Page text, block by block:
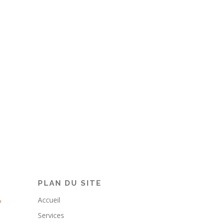
PLAN DU SITE
Accueil
Services